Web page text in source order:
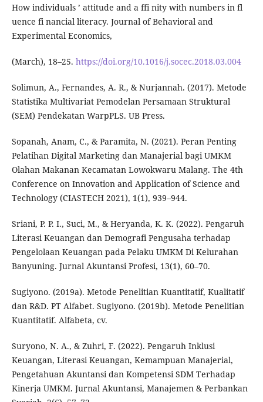
How individuals ’ attitude and a ffi nity with numbers in fl
uence fi nancial literacy. Journal of Behavioral and
Experimental Economics,
(March), 18–25. https://doi.org/10.1016/j.socec.2018.03.004
Solimun, A., Fernandes, A. R., & Nurjannah. (2017). Metode
Statistika Multivariat Pemodelan Persamaan Struktural
(SEM) Pendekatan WarpPLS. UB Press.
Sopanah, Anam, C., & Paramita, N. (2021). Peran Penting
Pelatihan Digital Marketing dan Manajerial bagi UMKM
Olahan Makanan Kecamatan Lowokwaru Malang. The 4th
Conference on Innovation and Application of Science and
Technology (CIASTECH 2021), 1(1), 939–944.
Sriani, P. P. I., Suci, M., & Heryanda, K. K. (2022). Pengaruh
Literasi Keuangan dan Demografi Pengusaha terhadap
Pengelolaan Keuangan pada Pelaku UMKM Di Kelurahan
Banyuning. Jurnal Akuntansi Profesi, 13(1), 60–70.
Sugiyono. (2019a). Metode Penelitian Kuantitatif, Kualitatif
dan R&D. PT Alfabet. Sugiyono. (2019b). Metode Penelitian
Kuantitatif. Alfabeta, cv.
Suryono, N. A., & Zuhri, F. (2022). Pengaruh Inklusi
Keuangan, Literasi Keuangan, Kemampuan Manajerial,
Pengetahuan Akuntansi dan Kompetensi SDM Terhadap
Kinerja UMKM. Jurnal Akuntansi, Manajemen & Perbankan